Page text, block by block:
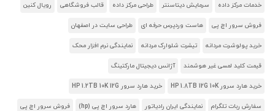
خدمات مرکز داده سرمایش دیتاسنتر طراحی مرکز داده قالب فروشگاهی رویال کنین
فروش سرور اچ پی هاست وردپرس حرفه ای طراحی سایت در اصفهان
خرید پولوشرت مردانه تیشرت شلوارک مردانه نمایندگی نرم افزار محک
قیمت کلید لمسی غیر هوشمند آژانس دیجیتال مارکتینگ
خرید هارد سرور HP 1.8TB 12G 10K خرید هارد سرور HP 1.2TB 10K 12G
سفارش ربات تلگرام نمایندگی ایران رادیاتور هارد سرور اچ پی (hp) فروش سرور اچ پی